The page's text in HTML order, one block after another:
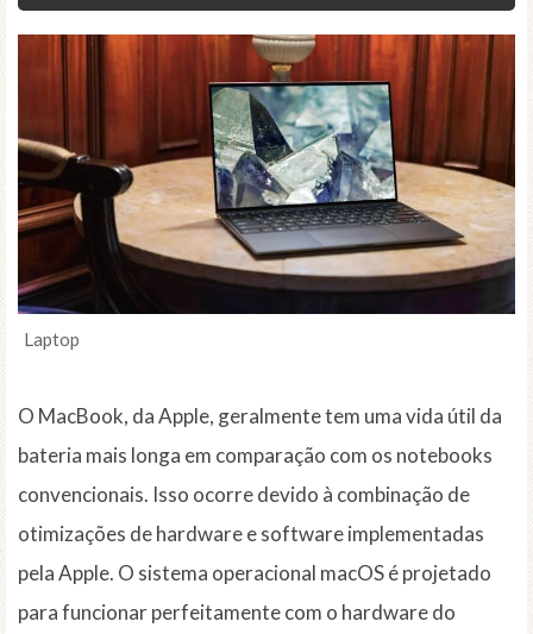
Laptop
O MacBook, da Apple, geralmente tem uma vida útil da
bateria mais longa em comparação com os notebooks
convencionais. Isso ocorre devido à combinação de
otimizações de hardware e software implementadas
pela Apple. O sistema operacional macOS é projetado
para funcionar perfeitamente com o hardware do